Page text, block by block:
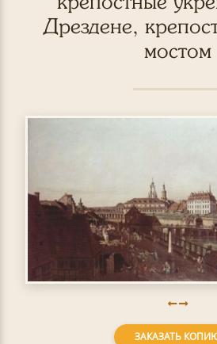
Дрездене,
мостом
ЗАКАЗАТЬ